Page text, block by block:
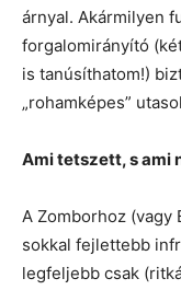
árnyal. Akármilyen
forgalomirányító
is tanúsíthatom!)
„rohamképes”
Ami tetszett, s ami
A Zomborhoz (vagy
sokkal fejlettebb
legfeljebb csak